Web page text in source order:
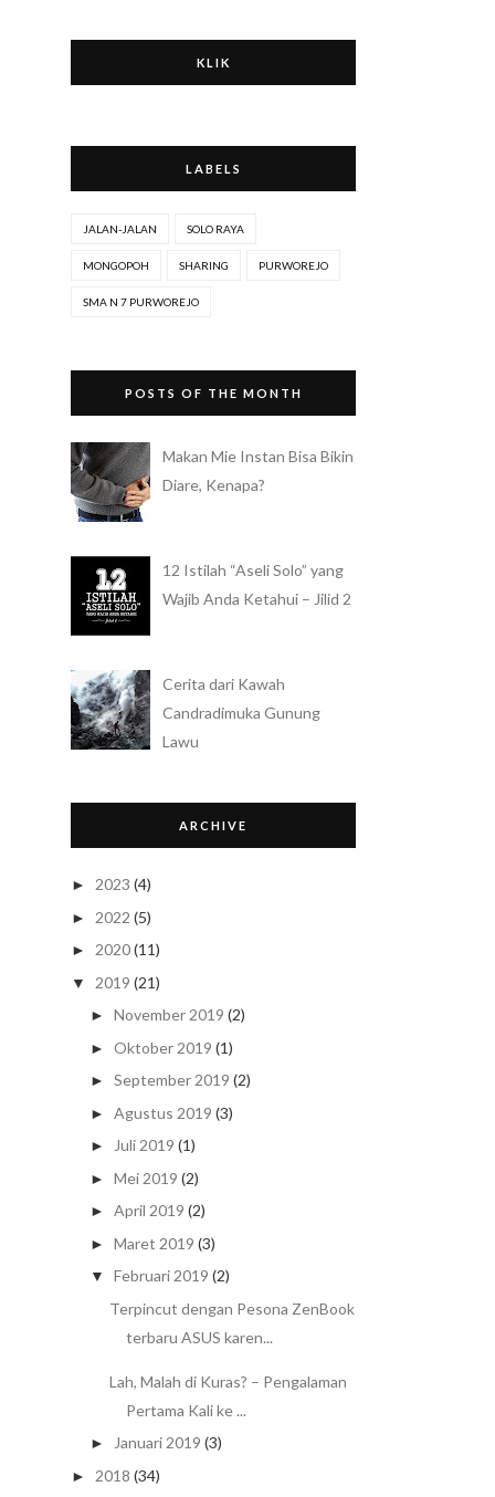
KLIK
LABELS
JALAN-JALAN SOLO RAYA
MONGOPOH SHARING PURWOREJO
SMA N 7 PURWOREJO
POSTS OF THE MONTH
Makan Mie Instan Bisa Bikin
Diare, Kenapa?
12 Istilah “Aseli Solo” yang
Wajib Anda Ketahui – Jilid 2
Cerita dari Kawah
Candradimuka Gunung
Lawu
ARCHIVE
► 2023 (4)
► 2022 (5)
► 2020(11)
▼ 2019 (21)
► November 2019 (2)
► Oktober 2019 (1)
► September 2019 (2)
► Agustus 2019 (3)
► Juli 2019 (1)
► Mei 2019 (2)
► April 2019 (2)
► Maret 2019 (3)
▼ Februari 2019 (2)
Terpincut dengan Pesona ZenBook
terbaru ASUS karen...
Lah, Malah di Kuras? – Pengalaman
Pertama Kali ke ...
► Januari 2019 (3)
► 2018 (34)